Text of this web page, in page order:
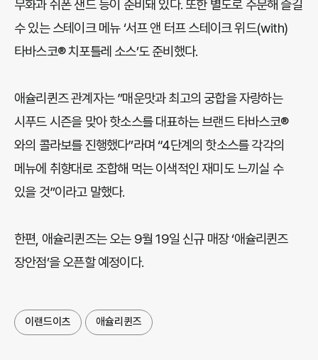
무화과 쉬폰 샌드 등이 준비돼 있다. 또한 별도로 주문해 즐길
수 있는 스테이크 메뉴 ‘서프 앤 터프 스테이크 위드(with)
타바스코® 치포틀레 소스’도 준비했다.
애슐리퀸즈 관계자는 ”매운맛과 최고의 궁합을 자랑하는
시푸드 시즌을 맞아 핫소스를 대표하는 브랜드 타바스코®
와의 콜라보를 진행했다”라며 “4단계의 핫소스를 각각의
메뉴에 취향대로 조합해 먹는 이색적인 재미도 느끼실 수
있을 것”이라고 말했다.
한편, 애슐리퀸즈는 오는 9월 19일 신규 매장 ‘애슐리퀸즈
장안점’을 오픈할 예정이다.
이랜드이츠 애슐리퀸즈